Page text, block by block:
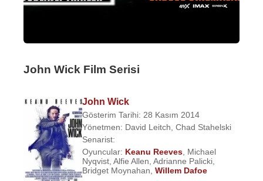
John Wick Film Serisi
John Wick
Gösterim Tarihi: 28 Kasım 2014
Yönetmen: David Leitch Chad Stahelski
Senarist:
Oyuncular: Keanu Reeves Michael
Nyqvist Alfie Allen Adrianne Palicki
Bridget Moynahan Willem Dafoe